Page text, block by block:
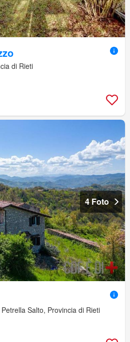
di Rieti
4 Foto
Salto, Provincia di Rieti